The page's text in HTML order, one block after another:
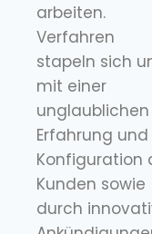
arbeiten.
Verfahren
stapeln sich
mit einer
unglaublichen
Erfahrung und
Konfiguration
Kunden sowie
durch